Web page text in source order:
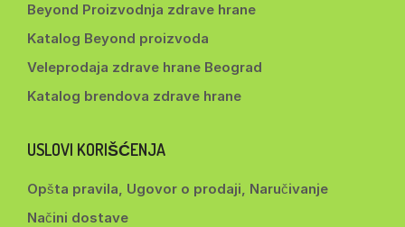
Beyond Proizvodnja zdrave hrane
Katalog Beyond proizvoda
Veleprodaja zdrave hrane Beograd
Katalog brendova zdrave hrane
USLOVI KORIŠĆENJA
Opšta pravila, Ugovor o prodaji, Naručivanje
Načini dostave